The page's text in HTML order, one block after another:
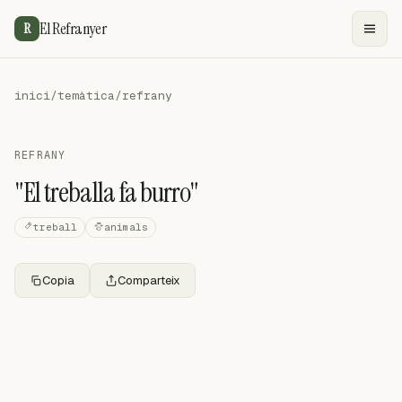
R El Refranyer
inici/temàtica/refrany
REFRANY
"El treballa fa burro"
treball animals
Copia Comparteix